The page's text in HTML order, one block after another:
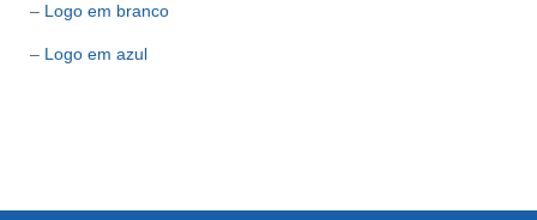
– Logo em branco
– Logo em azul